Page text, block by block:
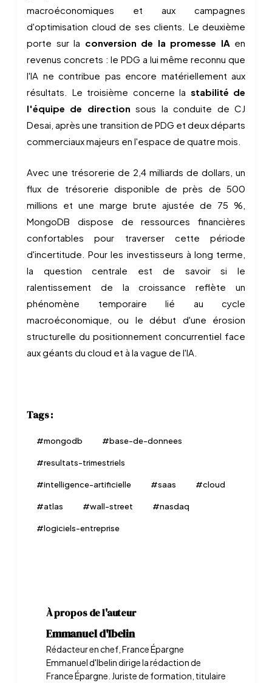
macroéconomiques et aux campagnes
d'optimisation cloud de ses clients. Le deuxième
porte sur la conversion de la promesse IA en
revenus concrets : le PDG a lui même reconnu que
l'IA ne contribue pas encore matériellement aux
résultats. Le troisième concerne la stabilité de
l'équipe de direction sous la conduite de CJ
Desai, après une transition de PDG et deux départs
commerciaux majeurs en l'espace de quatre mois.
Avec une trésorerie de 2,4 milliards de dollars, un
flux de trésorerie disponible de près de 500
millions et une marge brute ajustée de 75 %,
MongoDB dispose de ressources financières
confortables pour traverser cette période
d'incertitude. Pour les investisseurs à long terme,
la question centrale est de savoir si le
ralentissement de la croissance reflète un
phénomène temporaire lié au cycle
macroéconomique, ou le début d'une érosion
structurelle du positionnement concurrentiel face
aux géants du cloud et à la vague de l'IA.
Tags :
#mongodb #base-de-donnees
#resultats-trimestriels
#intelligence-artificielle #saas #cloud
#atlas #wall-street #nasdaq
#logiciels-entreprise
À propos de l'auteur
Emmanuel d'Ibelin
Rédacteur en chef, France Épargne
Emmanuel d'Ibelin dirige la rédaction de
France Épargne. Juriste de formation, titulaire